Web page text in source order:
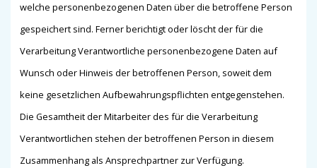
welche personenbezogenen Daten über die betroffene Person
gespeichert sind. Ferner berichtigt oder löscht der für die
Verarbeitung Verantwortliche personenbezogene Daten auf
Wunsch oder Hinweis der betroffenen Person, soweit dem
keine gesetzlichen Aufbewahrungspflichten entgegenstehen.
Die Gesamtheit der Mitarbeiter des für die Verarbeitung
Verantwortlichen stehen der betroffenen Person in diesem
Zusammenhang als Ansprechpartner zur Verfügung.